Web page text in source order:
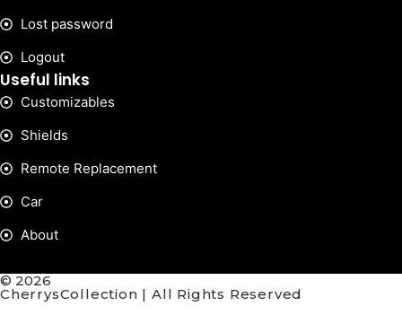
Lost password
Logout
Useful links
Customizables
Shields
Remote Replacement
Car
About
© 2026
CherrysCollection | All Rights Reserved